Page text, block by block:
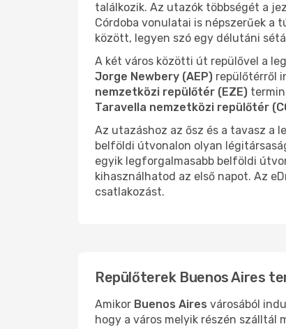
találkozik. Az utazók többségét a
Córdoba vonulatai is népszerűek a
között, legyen szó egy délutáni
A két város közötti út repülővel a
Jorge Newbery (AEP) repülőtérről
nemzetközi repülőtér (EZE)
Taravella nemzetközi repülőtér
Az utazáshoz az ősz és a tavasz a
belföldi útvonalon olyan
egyik legforgalmasabb belföldi
kihasználhatod az első napot. Az
csatlakozást.
Repülőterek Buenos Aires
Amikor Buenos Aires városából
hogy a város melyik részén szálltál